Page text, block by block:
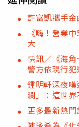
許富凱攜手
《嗨！營業
大
快訊／《海
警方依現行犯
鍾明軒深夜
瀾」：這世
更多最新熱